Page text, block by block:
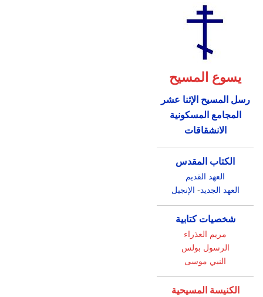
يسوع المسيح
رسل المسيح الإثنا عشر
المجامع المسكونية
الانشقاقات
الكتاب المقدس
العهد القديم
العهد الجديد- الإنجيل
شخصيات كتابية
مريم العذراء
الرسول بولس
النبي موسى
الكنيسة المسيحية